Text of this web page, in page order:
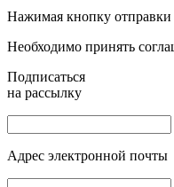
Нажимая кнопку
Необходимо принять
Подписаться
на рассылку
Адрес электронной почты